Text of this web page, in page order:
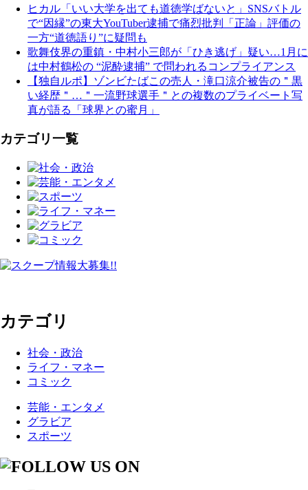
ヒカル「いい大学を出ても道徳学ばないと」SNSバトル
で“因縁”の東大YouTuber逮捕で痛烈批判「正論」評価の
一方“道徳語り”に疑問も
歌舞伎界の重鎮・中村小三郎が「ひき逃げ」疑い…1月に
は中村鶴松の “泥酔逮捕” で問われるコンプライアンス
【独自ルポ】ゾンビたばこの売人・滝口涼介被告の＂黒
い経歴＂…＂一流野球選手＂との複数のプライベート写
真が語る「球界との蜜月」
カテゴリ一覧
カテゴリ
社会・政治
ライフ・マネー
コミック
芸能・エンタメ
グラビア
スポーツ